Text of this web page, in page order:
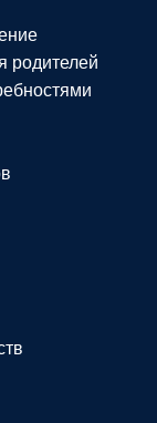
родителей